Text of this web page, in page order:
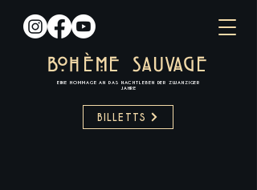
BOH È ME SAUVAGE
EINE HOMMAGE AN DAS NACHTLEBEN DER ZWANZIGER
JAHRE​
BILLETTS